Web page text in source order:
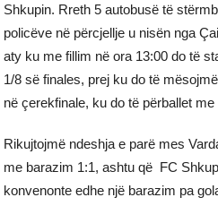
Shkupin. Rreth 5 autobusë të
policëve në përcjellje u nisën nga
aty ku me fillim në ora 13:00 do të
1/8 së finales, prej ku do të
në çerekfinale, ku do të përballet
Rikujtojmë ndeshja e parë mes
me barazim 1:1, ashtu që FC
konvenonte edhe një barazim pa